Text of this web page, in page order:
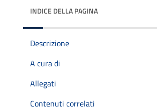
INDICE DELLA PAGINA
Descrizione
A cura di
Allegati
Contenuti correlati